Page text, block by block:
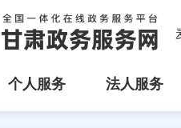
个人服务 法人服务